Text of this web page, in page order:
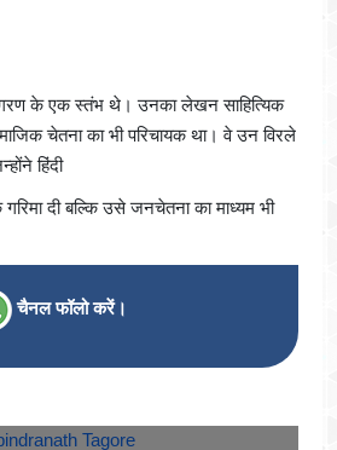
के एक स्तंभ थे। उनका लेखन साहित्यिक
चेतना का भी परिचायक था। वे उन विरले
हिंदी
गरिमा दी बल्कि उसे जनचेतना का माध्यम भी
चैनल फॉलो करें।